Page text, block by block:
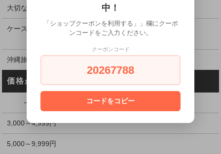
大切な方、お世話になった方へ贈る
ケース割引でお得に購入
沖縄旅行のお土産に
価格から探す
～2,999円
3,000～4,999円
5,000～9,999円
中！
「ショップクーポンを利用する」」欄にクーポ
ンコードをご入力ください。
クーポンコード
20267788
コードをコピー